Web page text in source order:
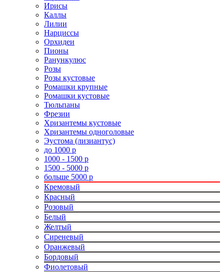
Ирисы
Каллы
Лилии
Нарциссы
Орхидеи
Пионы
Ранункулюс
Розы
Розы кустовые
Ромашки крупные
Ромашки кустовые
Тюльпаны
Фрезии
Хризантемы кустовые
Хризантемы одноголовые
Эустома (лизиантус)
до 1000 р
1000 - 1500 р
1500 - 5000 р
больше 5000 р
Кремовый
Красный
Розовый
Белый
Желтый
Сиреневый
Оранжевый
Бордовый
Фиолетовый